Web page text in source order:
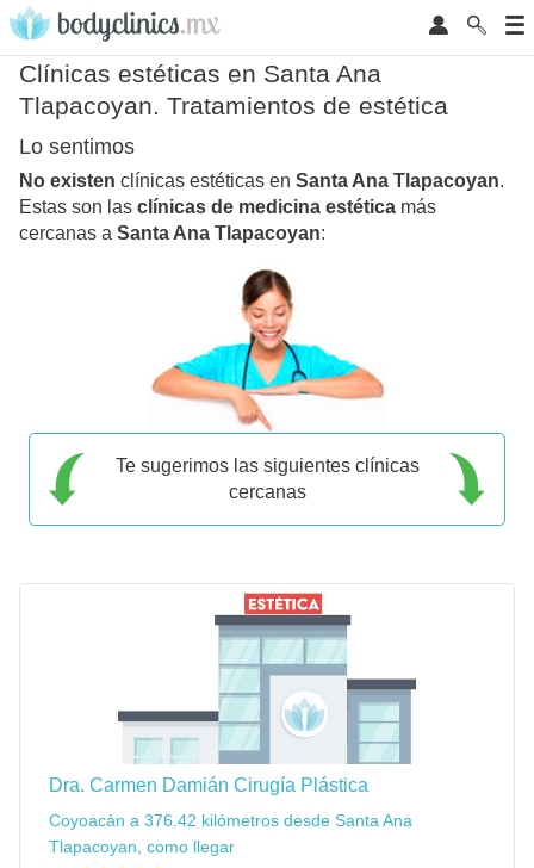
Clínicas estéticas en Santa Ana
Tlapacoyan. Tratamientos de estética
Lo sentimos
No existen clínicas estéticas en Santa Ana Tlapacoyan.
Estas son las clínicas de medicina estética más
cercanas a Santa Ana Tlapacoyan:
Te sugerimos las siguientes clínicas
cercanas
Dra. Carmen Damián Cirugía Plástica
Coyoacán a 376.42 kilómetros desde Santa Ana
Tlapacoyan, como llegar